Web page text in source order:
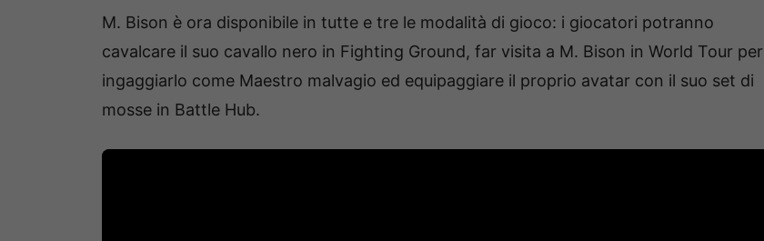
M. Bison è ora disponibile in tutte e tre le modalità di gioco: i giocatori potranno
cavalcare il suo cavallo nero in Fighting Ground, far visita a M. Bison in World Tour per
ingaggiarlo come Maestro malvagio ed equipaggiare il proprio avatar con il suo set di
mosse in Battle Hub.